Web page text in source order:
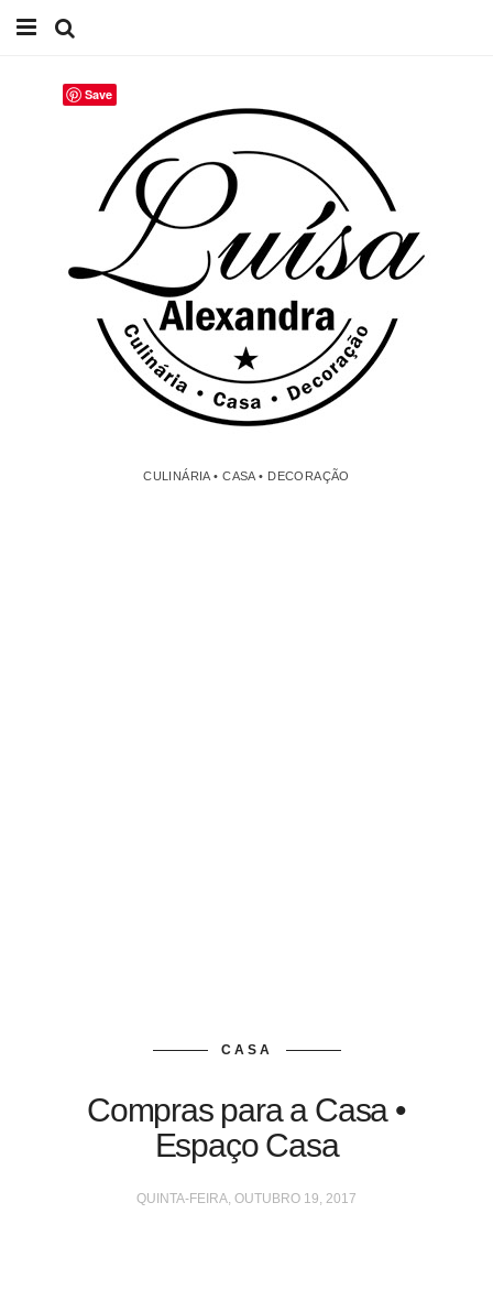
CULINÁRIA • CASA • DECORAÇÃO
CASA
Compras para a Casa •
Espaço Casa
QUINTA-FEIRA, OUTUBRO 19, 2017
Save